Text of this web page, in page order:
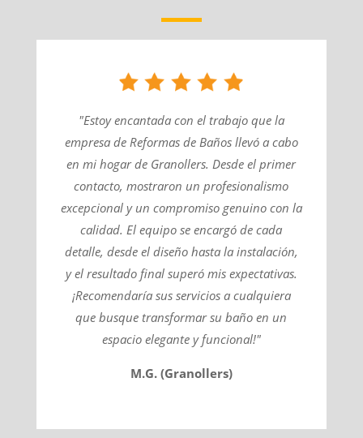
"Estoy encantada con el trabajo que la
empresa de Reformas de Baños llevó a cabo
en mi hogar de Granollers. Desde el primer
contacto, mostraron un profesionalismo
excepcional y un compromiso genuino con la
calidad. El equipo se encargó de cada
detalle, desde el diseño hasta la instalación,
y el resultado final superó mis expectativas.
¡Recomendaría sus servicios a cualquiera
que busque transformar su baño en un
espacio elegante y funcional!"
M.G. (Granollers)